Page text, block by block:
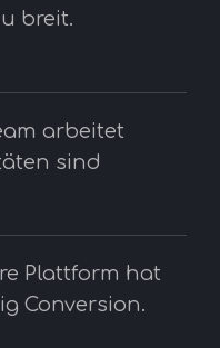
breit.
arbeitet
sind
Plattform hat
Conversion.